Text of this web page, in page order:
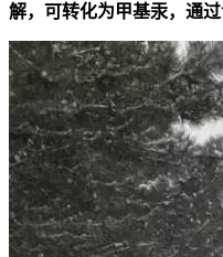
解，可转化为甲基汞，通